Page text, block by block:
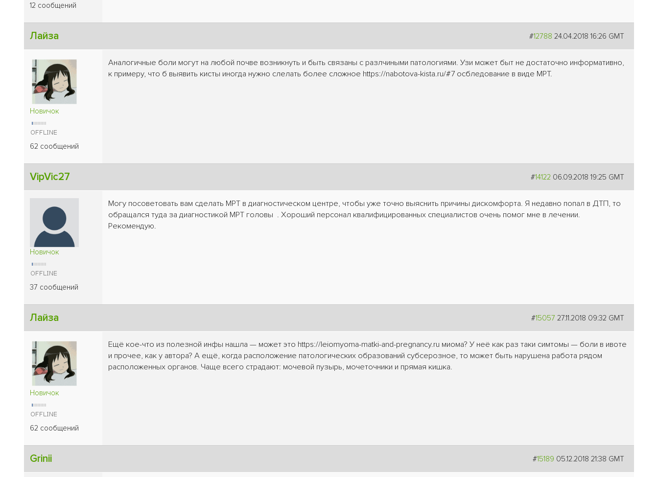
12 сообщений
Лайза #12788 24.04.2018 16:26 GMT
Новичок
62 сообщений
Аналогичные боли могут на любой почве возникнуть и быть связаны с разлчиными патологиями. Узи может быт не достаточно информативно,
к примеру, что б выявить кисты иногда нужно слелать более сложное https://nabotova-kista.ru/#7 осбледование в виде МРТ.
VipVic27 #14122 06.09.2018 19:25 GMT
Новичок
37 сообщений
Могу посоветовать вам сделать МРТ в диагностическом центре, чтобы уже точно выяснить причины дискомфорта. Я недавно попал в ДТП, то
обращался туда за диагностикой МРТ головы . Хороший персонал квалифицированных специалистов очень помог мне в лечении.
Рекомендую.
Лайза #15057 27.11.2018 09:32 GMT
Новичок
62 сообщений
Ещё кое-что из полезной инфы нашла — может это https://leiomyoma-matki-and-pregnancy.ru миома? У неё как раз таки симтомы — боли в ивоте
и прочее, как у автора? А ещё, когда расположение патологических образований субсерозное, то может быть нарушена работа рядом
расположенных органов. Чаще всего страдают: мочевой пузырь, мочеточники и прямая кишка.
Grinii #15189 05.12.2018 21:38 GMT